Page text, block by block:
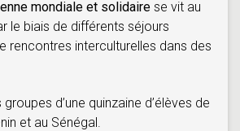
mondiale et solidaire se vit au
le biais de différents séjours
rencontres interculturelles dans des
d’une quinzaine d’élèves de
et au Sénégal.